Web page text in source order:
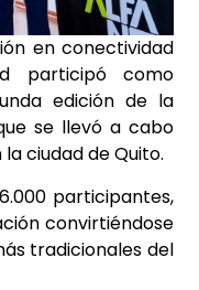
en conectividad
participó como
edición de la
se llevó a cabo
ciudad de Quito.
participantes,
convirtiéndose
tradicionales del